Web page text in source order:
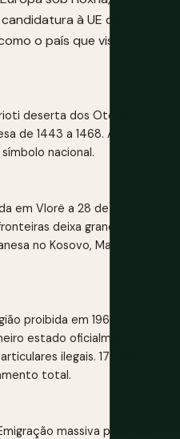
à UE desde
o país que visitas
deserta dos Otomanos e
de 1443 a 1468. A sua
nacional.
em Vlorë a 28 de
deixa grandes
no Kosovo, Macedónia e
proibida em 1967,
estado oficialmente ateu
ilegais. 173.000
total.
massiva para Itália e